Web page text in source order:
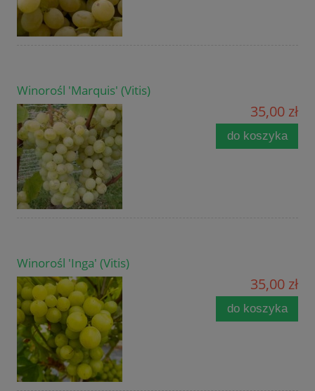
Winorośl 'Marquis' (Vitis)
35,00 zł
do koszyka
Winorośl 'Inga' (Vitis)
35,00 zł
do koszyka